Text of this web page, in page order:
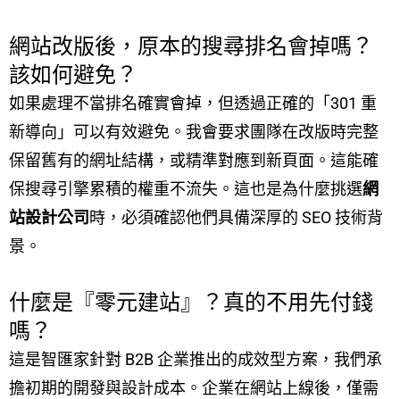
網站改版後，原本的搜尋排名會掉嗎？
該如何避免？
如果處理不當排名確實會掉，但透過正確的「301 重
新導向」可以有效避免。我會要求團隊在改版時完整
保留舊有的網址結構，或精準對應到新頁面。這能確
保搜尋引擎累積的權重不流失。這也是為什麼挑選網
站設計公司時，必須確認他們具備深厚的 SEO 技術背
景。
什麼是『零元建站』？真的不用先付錢
嗎？
這是智匯家針對 B2B 企業推出的成效型方案，我們承
擔初期的開發與設計成本。企業在網站上線後，僅需